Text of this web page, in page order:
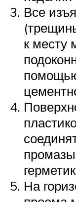
Все
к месту
На